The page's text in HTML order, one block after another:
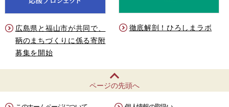
広島県と福山市が共同で、
鞆のまちづくりに係る寄附
募集を開始
徹底解剖！ひろしまラボ
ページの先頭へ